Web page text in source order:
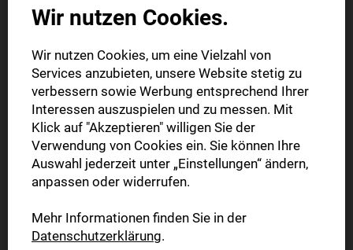
Suchfeld SÜDWEST PRESSE ein. Die App wird Ihnen nun
in den Suchergebnissen angezeigt. Klicken Sie auf gratis
und anschließend App installieren. Bevor die App
endgültig auf dem iPad eingerichtet werden kann, geben
Sie bitte Ihre Apple-ID und das Kennwort ein. Sie sehen die
App nun auf Ihrem Home-Bildschirm. Tippen Sie einfach
um Ihre eZeitung zu lesen. Geben Sie Ihre E-Mail Adresse
und Ihr Passwort ein.
Wir nutzen Cookies.
Wir nutzen Cookies, um eine Vielzahl von
Services anzubieten, unsere Website stetig zu
verbessern sowie Werbung entsprechend Ihrer
Interessen auszuspielen und zu messen. Mit
Klick auf "Akzeptieren" willigen Sie der
Verwendung von Cookies ein. Sie können Ihre
Auswahl jederzeit unter „Einstellungen“ ändern,
anpassen oder widerrufen.
Mehr Informationen finden Sie in der
Datenschutzerklärung.